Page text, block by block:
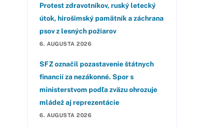
Protest zdravotníkov, ruský letecký
útok, hirošimský pamätník a záchrana
psov z lesných požiarov
6. AUGUSTA 2026
SFZ označil pozastavenie štátnych
financií za nezákonné. Spor s
ministerstvom podľa zväzu ohrozuje
mládež aj reprezentácie
6. AUGUSTA 2026